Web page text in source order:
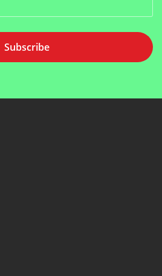
Subscribe